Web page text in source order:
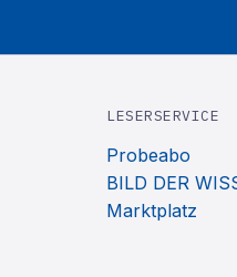
LESERSERVICE
Probeabo
BILD DER
Marktplatz